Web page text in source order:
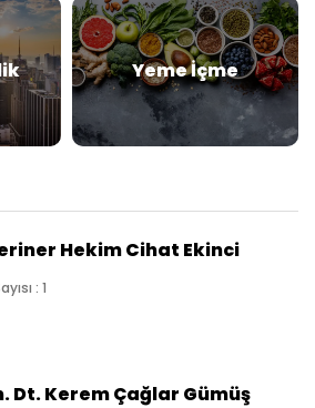
Yeme İçme
Hekim Cihat Ekinci
: 1
Dt. Kerem Çağlar Gümüş